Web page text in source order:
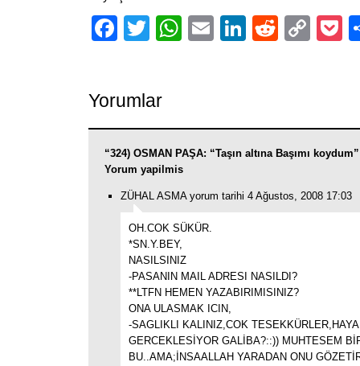
Facebook
TwitterWhatsApp
EmailLinkedIn
Reddit
Yorumlar
“324) OSMAN PAŞA: “Taşın altına Başımı
Yorum yapilmis
ZÜHAL ASMA yorum tarihi 4 Ağustos, 2008 17:03
OH.COK SÜKÜR.
*SN.Y.BEY,
NASILSINIZ
-PASANIN MAIL ADRESI NASILDI?
**LTFN HEMEN YAZABIRIMISINIZ?
ONA ULASMAK ICIN,
-SAGLIKLI KALINIZ,COK
GERCEKLESİYOR GALİBA?::)) MUHTESEM
BU..AMA;İNSAALLAH YARADAN ONU